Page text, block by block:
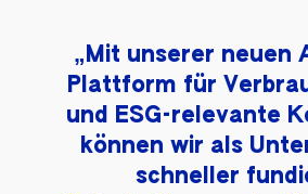
„Mit unserer neuen
Plattform für
und ESG-relevante
können wir als
schneller